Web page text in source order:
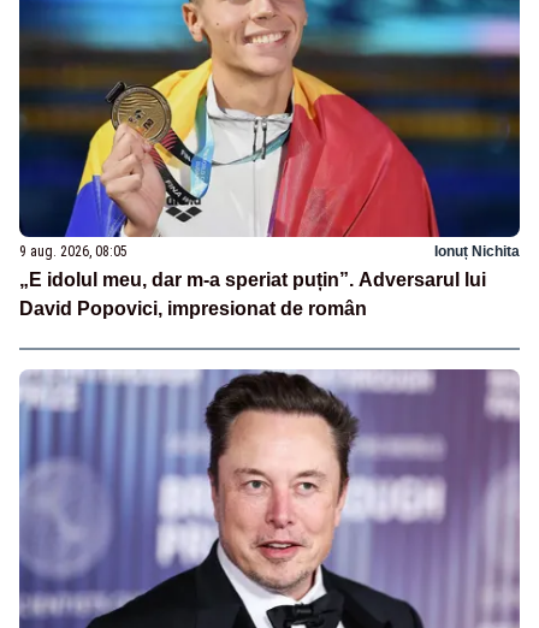
9 aug. 2026, 08:05 Ionuț Nichita
„E idolul meu, dar m-a speriat puțin”. Adversarul lui
David Popovici, impresionat de român